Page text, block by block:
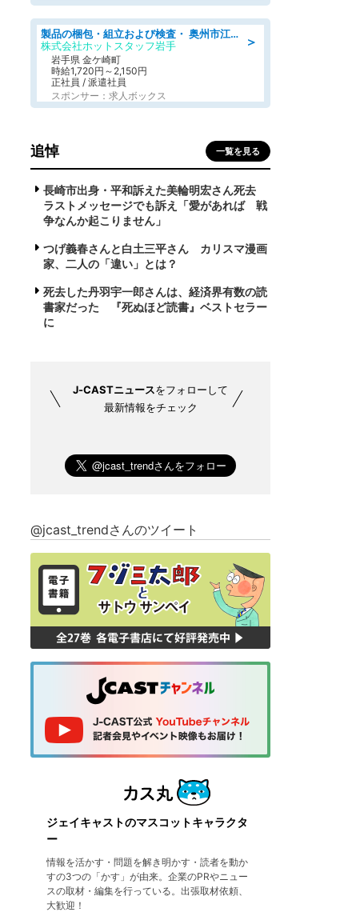
＞
製品の梱包・組立および検査・ 奥州市江刺/大手企業で長期安定 梱包・検査・組立/半年経過毎に5万円の報奨金有
株式会社ホットスタッフ岩手
岩手県 金ケ崎町
時給1,720円～2,150円
正社員 / 派遣社員
スポンサー：求人ボックス
追悼 一覧を見る
長崎市出身・平和訴えた美輪明宏さん死去
ラストメッセージでも訴え「愛があれば 戦
争なんか起こりません」
つげ義春さんと白土三平さん カリスマ漫画
家、二人の「違い」とは？
死去した丹羽宇一郎さんは、経済界有数の読
書家だった 『死ぬほど読書』ベストセラー
に
J-CASTニュースをフォローして
最新情報をチェック
@jcast_trendさんのツイート
ジェイキャストのマスコットキャラクタ
ー
情報を活かす・問題を解き明かす・読者を動か
すの3つの「かす」が由来。企業のPRやニュー
スの取材・編集を行っている。出張取材依頼、
大歓迎！